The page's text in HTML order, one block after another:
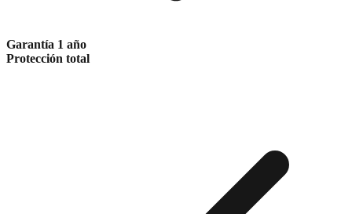
Garantía 1 año
Protección total